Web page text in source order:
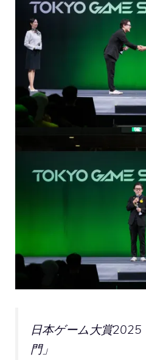
日本ゲーム大賞
門」